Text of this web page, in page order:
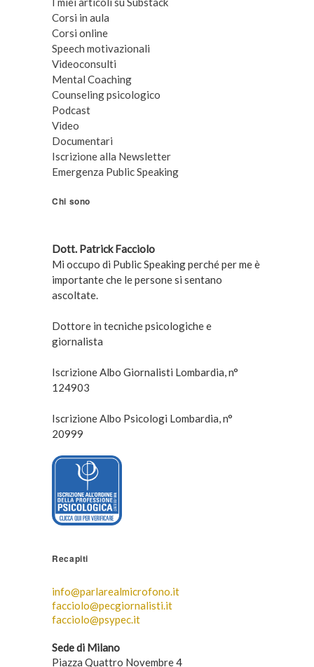
Corsi in aula
Corsi online
Speech motivazionali
Videoconsulti
Mental Coaching
Counseling psicologico
Podcast
Video
Documentari
Iscrizione alla Newsletter
Emergenza Public Speaking
Chi sono
Dott. Patrick Facciolo
Mi occupo di Public Speaking perché per me è
importante che le persone si sentano
ascoltate.
Dottore in tecniche psicologiche e
giornalista
Iscrizione Albo Giornalisti Lombardia, n°
124903
Iscrizione Albo Psicologi Lombardia, n°
20999
Recapiti
info@parlarealmicrofono.it
facciolo@pecgiornalisti.it
facciolo@psypec.it
Sede di Milano
Piazza Quattro Novembre 4